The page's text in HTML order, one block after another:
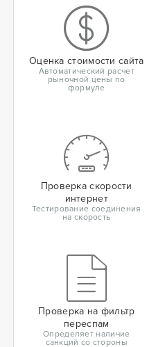
Оценка стоимости сайта
Автоматический расчет
рыночной цены по
формуле
Проверка скорости
интернет
Тестирование соединения
на скорость
Проверка на фильтр
переспам
Определяет наличие
санкций со стороны